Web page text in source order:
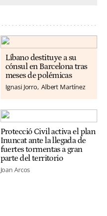
Líbano destituye a su
cónsul en Barcelona tras
meses de polémicas
Ignasi Jorro Albert Martínez
Protecció Civil activa el plan
Inuncat ante la llegada de
fuertes tormentas a gran
parte del territorio
Joan Arcos